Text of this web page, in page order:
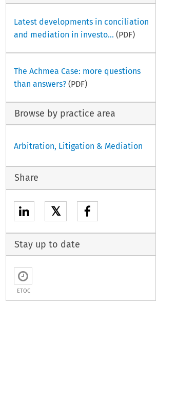
Latest developments in conciliation
and mediation in investo... (PDF)
The Achmea Case: more questions
than answers?(PDF)
Browse by practice area
Arbitration, Litigation & Mediation
Share
𝕏
Stay up to date
ETOC